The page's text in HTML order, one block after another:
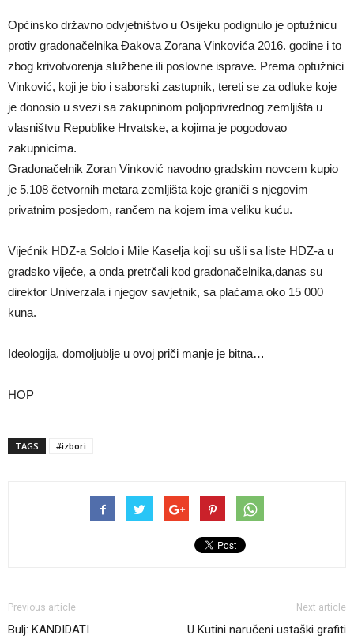
Općinsko državno odvjetništvo u Osijeku podignulo je optužnicu
protiv gradonačelnika Đakova Zorana Vinkovića 2016. godine i to
zbog krivotvorenja službene ili poslovne isprave. Prema optužnici
Vinković, koji je bio i saborski zastupnik, tereti se za odluke koje
je donosio u svezi sa zakupninom poljoprivrednog zemljišta u
vlasništvu Republike Hrvatske, a kojima je pogodovao
zakupnicima.
Gradonačelnik Zoran Vinković navodno gradskim novcem kupio
je 5.108 četvornih metara zemljišta koje graniči s njegovim
privatnim posjedom, rančem na kojem ima veliku kuću.
Vijećnik HDZ-a Soldo i Mile Kaselja koji su ušli sa liste HDZ-a u
gradsko vijeće, a onda pretrčali kod gradonačelnika,danas su
direktor Univerzala i njegov savjetnik, sa plaćama oko 15 000
kuna.
Ideologija, domoljublje u ovoj priči manje je bitna…
HOP
TAGS #izbori
Previous article
Bulj: KANDIDATI
Next article
U Kutini naručeni ustaški grafiti